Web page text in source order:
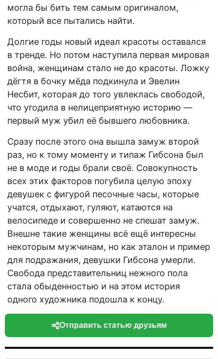
могла бы бить тем самым оригиналом,
который все пытались найти.
Долгие годы новый идеал красоты оставался
в тренде. Но потом наступила первая мировая
война, женщинам стало не до красоты. Ложку
дёгтя в бочку мёда подкинула и Эвелин
Несбит, которая до того увлеклась свободой,
что угодила в нелицеприятную историю —
первый муж убил её бывшего любовника.
Сразу после этого она вышла замуж второй
раз, но к тому моменту и типаж Гибсона был
не в моде и годы брали своё. Совокупность
всех этих факторов погубила целую эпоху
девушек с фигурой песочные часы, которые
учатся, отдыхают, гуляют, катаются на
велосипеде и совершенно не спешат замуж.
Внешне такие женщины всё ещё интересны
некоторым мужчинам, но как эталон и пример
для подражания, девушки Гибсона умерли.
Свобода представительниц нежного пола
стала обыденностью и на этом история
одного художника подошла к концу.
Отправить статью друзьям